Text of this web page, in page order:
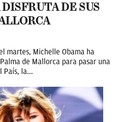
DE SUS
martes, Michelle Obama ha
de Mallorca para pasar una
País, la...